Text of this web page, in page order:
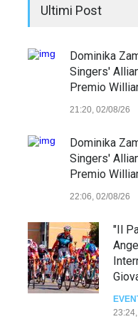
Ultimi Post
Dominika
Singers'
Premio
21:20, 02/08/26
Dominika
Singers'
Premio
22:06, 02/08/26
"Il